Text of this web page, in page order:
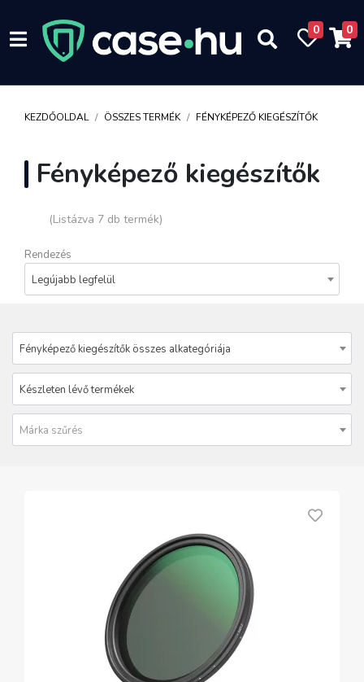
0 0
KEZDŐOLDAL ÖSSZES TERMÉK FÉNYKÉPEZŐ KIEGÉSZÍTŐK
Fényképező kiegészítők
(Listázva 7 db termék)
Rendezés
Legújabb legfelül
Fényképező kiegészítők összes alkategóriája
Készleten lévő termékek
Márka szűrés